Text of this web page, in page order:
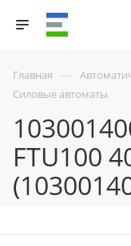
Главная —
Силовые автоматы
FTU100